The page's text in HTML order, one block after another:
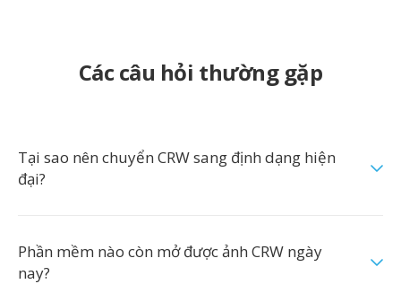
Các câu hỏi thường gặp
Tại sao nên chuyển CRW sang định dạng hiện
đại?
Phần mềm nào còn mở được ảnh CRW ngày
nay?